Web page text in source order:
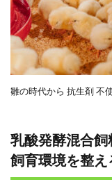
雛の時代から 抗生剤 不
乳酸発酵混合飼
飼育環境を整え